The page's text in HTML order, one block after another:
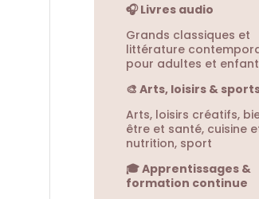
🎧 Livres audio
Grands classiques et
littérature
pour adultes et
🎨 Arts, loisirs &
Arts, loisirs créatifs,
être et santé, cuisine
nutrition, sport
🎓 Apprentissages &
formation continue